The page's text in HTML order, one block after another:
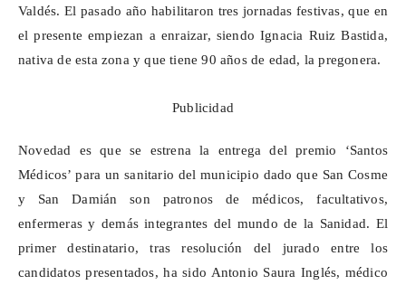
Valdés. El pasado año habilitaron tres jornadas festivas, que en
el presente empiezan a enraizar, siendo Ignacia Ruiz Bastida,
nativa de esta zona y que tiene 90 años de edad, la pregonera.
Publicidad
Novedad es que se estrena la entrega del premio ‘Santos
Médicos’ para un sanitario del municipio dado que San Cosme
y San Damián son patronos de médicos, facultativos,
enfermeras y demás integrantes del mundo de la Sanidad. El
primer destinatario, tras resolución del jurado entre los
candidatos presentados, ha sido Antonio Saura Inglés, médico